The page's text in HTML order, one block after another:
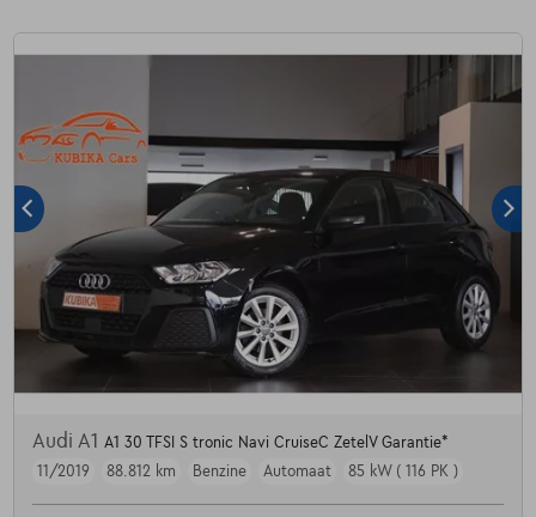
Audi A1 A1 30 TFSI S tronic Navi CruiseC ZetelV Garantie*
11/2019
88.812 km Benzine Automaat 85 kW ( 116 PK )